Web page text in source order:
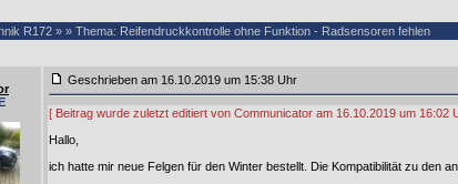
R172 » » Thema: Reifendruckkontrolle ohne Funktion - Radsensoren fehlen
Geschrieben am 16.10.2019 um 15:38 Uhr
[ Beitrag wurde zuletzt editiert von Communicator am 16.10.2019 um 16:02
Hallo,
ich hatte mir neue Felgen für den Winter bestellt. Die Kompatibilität zu den